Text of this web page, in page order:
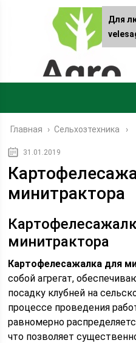
Главная › Сельхозтехника
31.01.2019
минитрактора
минитрактора
Картофелесажалка для
собой агрегат,
посадку клубней на
процессе проведения
равномерно
что позволяет
Для